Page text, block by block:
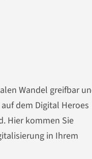
Wandel greifbar
dem Digital Heroes
Hier kommen Sie
in Ihrem